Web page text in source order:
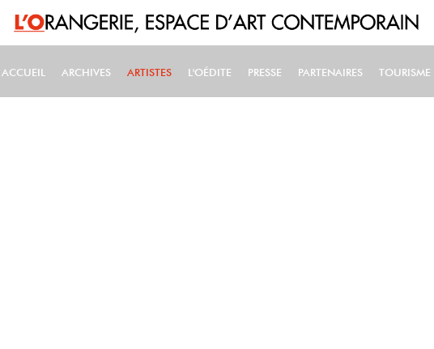
MAIN NAVIGATION
ACCUEIL ARCHIVES ARTISTES L'OÉDITE PRESSE PARTENAIRES TOURISME